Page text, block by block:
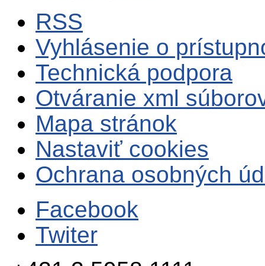
RSS
Vyhlásenie o
Technická podpora
Otváranie xml
Mapa stránok
Nastaviť cookies
Ochrana osobných
Facebook
Twiter